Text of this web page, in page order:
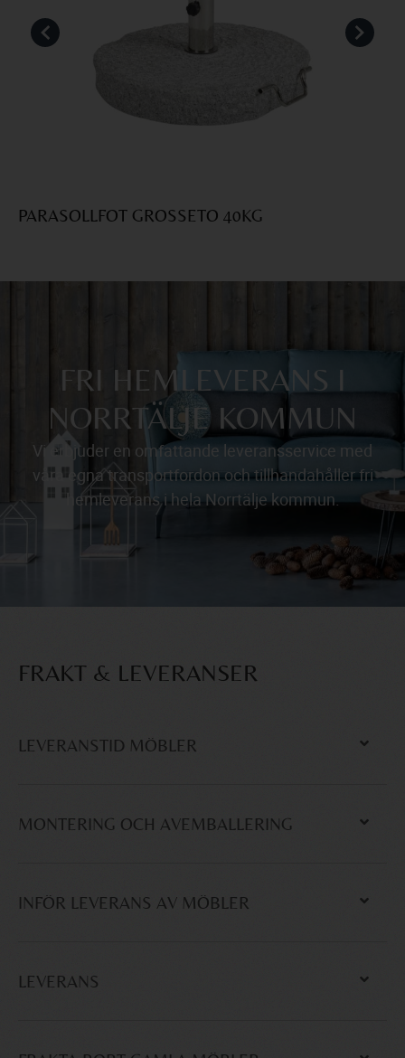
PARASOLLFOT GROSSETO 40KG
FRI HEMLEVERANS I
NORRTÄLJE KOMMUN
Vi erbjuder en omfattande leveransservice med
våra egna transportfordon och tillhandahåller fri
hemleverans i hela Norrtälje kommun.
FRAKT & LEVERANSER
LEVERANSTID MÖBLER
MONTERING OCH AVEMBALLERING
INFÖR LEVERANS AV MÖBLER
LEVERANS